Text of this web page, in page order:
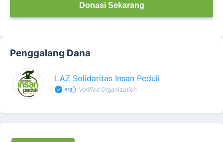
Donasi Sekarang
Penggalang Dana
LAZ Solidaritas Insan Peduli
Verified Organization